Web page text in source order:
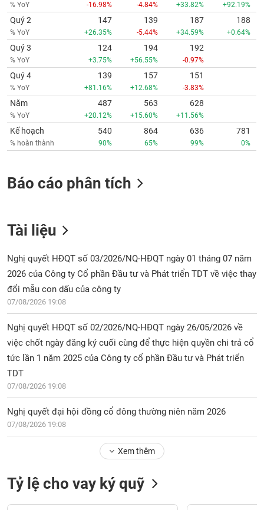
% YoY -16.98% -4.84% +33.82% +92.19%
Quý 2
% YoY
147
+26.35%
139
-5.44%
187
+34.59%
188
+0.64%
Quý 3
% YoY
124
+3.75%
194
+56.55%
192
-0.97%
Quý 4
% YoY
139
+81.16%
157
+12.68%
151
-3.83%
Năm
% YoY
487
+20.12%
563
+15.60%
628
+11.56%
Kế hoạch
% hoàn thành
540
90%
864
65%
636
99%
781
0%
Báo cáo phân tích
Tài liệu
Nghị quyết HĐQT số 03/2026/NQ-HĐQT ngày 01 tháng 07 năm
2026 của Công ty Cổ phần Đầu tư và Phát triển TDT về việc thay
đổi mẫu con dấu của công ty
07/08/2026 19:08
Nghị quyết HĐQT số 02/2026/NQ-HĐQT ngày 26/05/2026 về
việc chốt ngày đăng ký cuối cùng để thực hiện quyền chi trả cổ
tức lần 1 năm 2025 của Công ty cổ phần Đầu tư và Phát triển
TDT
07/08/2026 19:08
Nghị quyết đại hội đồng cổ đông thường niên năm 2026
07/08/2026 19:08
Xem thêm
Tỷ lệ cho vay ký quỹ